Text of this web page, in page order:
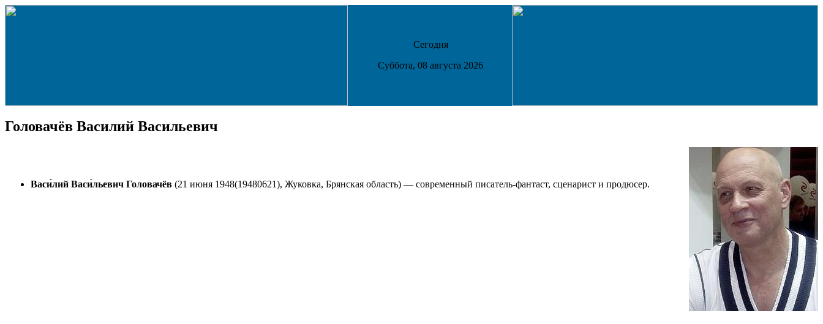
Сегодня
Суббота, 08 августа 2026
Головачёв Василий Васильевич
Васи́лий Васи́льевич Головачёв (21 июня 1948(19480621), Жуковка, Брянская область) — современный писатель-фантаст, сценарист и продюсер.